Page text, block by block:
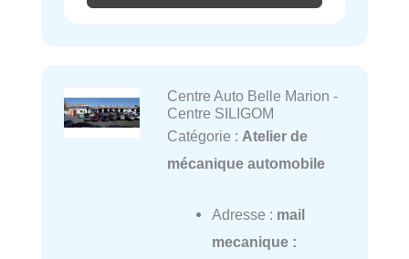
Centre Auto Belle Marion -
Centre SILIGOM
Catégorie : Atelier de
mécanique automobile
Adresse : mail
mecanique :